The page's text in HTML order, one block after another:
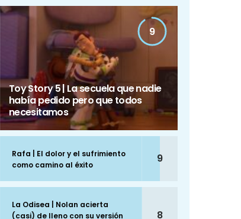
9
Toy Story 5 | La secuela que nadie
había pedido pero que todos
necesitamos
Rafa | El dolor y el sufrimiento
como camino al éxito
9
La Odisea | Nolan acierta
(casi) de lleno con su versión
8